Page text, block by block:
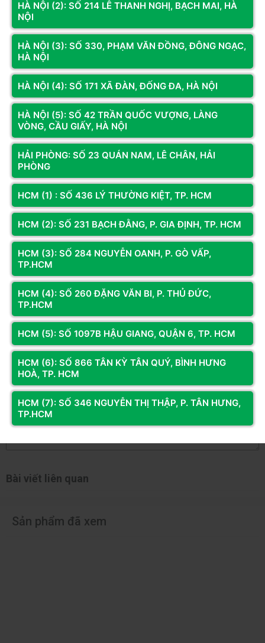
Điện áp hoạt động
Tản nhiệt
Có – tản nhôm cao cấp giúp ổn định khi ép
xung
Hỗ trợ ép xung Intel® XMP & AMD EXPO
Tương thích Mainboard Intel và AMD hỗ trợ DDR4
Loại khe cắm 288 Pin DIMM
Ứng dụng phù hợp
PC gaming, đồ họa, làm việc văn phòng, nâng
cấp hệ thống
Bảo hành
Xem thêm
Đánh giá & Nhận xét về RAM SIMORCHIP 16GB
(1X16GB) BUS 3200MHZ DDR4 (SMC16GFU4D32NX-
0/5
đánh giá & nhận xét
5 sao
4 sao
3 sao
2 sao
1 sao
Bạn đã dùng sản phẩm này?
Gửi đánh giá của bạn
Hỏi và đáp (0 bình luận)
Bài viết liên quan
Sản phẩm đã xem
HÀ NỘI (2): SỐ 214 LÊ THANH NGHỊ, BẠCH MAI, HÀ
NỘI
HÀ NỘI (3): SỐ 330, PHẠM VĂN ĐỒNG, ĐÔNG NGẠC,
HÀ NỘI
HÀ NỘI (4): SỐ 171 XÃ ĐÀN, ĐỐNG ĐA, HÀ NỘI
HÀ NỘI (5): SỐ 42 TRẦN QUỐC VƯỢNG, LÀNG
VÒNG, CẦU GIẤY, HÀ NỘI
HẢI PHÒNG: SỐ 23 QUÁN NAM, LÊ CHÂN, HẢI
PHÒNG
HCM (1) : SỐ 436 LÝ THƯỜNG KIỆT, TP. HCM
HCM (2): SỐ 231 BẠCH ĐẰNG, P. GIA ĐỊNH, TP. HCM
HCM (3): SỐ 284 NGUYỄN OANH, P. GÒ VẤP,
TP.HCM
HCM (4): SỐ 260 ĐẶNG VĂN BI, P. THỦ ĐỨC,
TP.HCM
HCM (5): SỐ 1097B HẬU GIANG, QUẬN 6, TP. HCM
HCM (6): SỐ 866 TÂN KỲ TÂN QUÝ, BÌNH HƯNG
HOÀ, TP. HCM
HCM (7): SỐ 346 NGUYỄN THỊ THẬP, P. TÂN HƯNG,
TP.HCM